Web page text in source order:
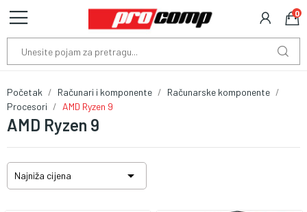
0
AMD Ryzen 9
Početak Računari i komponente
Računarske komponente
Procesori
AMD Ryzen 9
Najniža cijena 